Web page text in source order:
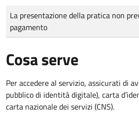
Tipo di pagamento
Importo
La presentazione della pratica non
pagamento
Cosa serve
Per accedere al servizio, assicurati di
pubblico di identità digitale), carta
carta nazionale dei servizi (CNS).